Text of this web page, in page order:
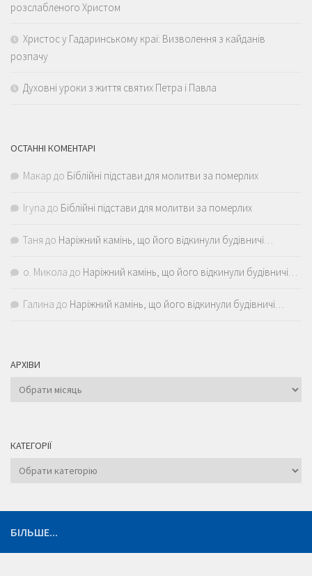
розслабленого Христом
Христос у Гадаринському краї: Визволення з кайданів
розпачу
Духовні уроки з життя святих Петра і Павла
ОСТАННІ КОМЕНТАРІ
Макар до Біблійні підстави для молитви за померлих
Iryna до Біблійні підстави для молитви за померлих
Таня до Наріжний камінь, що його відкинули будівничі…
о. Микола до Наріжний камінь, що його відкинули будівничі…
Галина до Наріжний камінь, що його відкинули будівничі…
АРХІВИ
Архіви
КАТЕГОРІЇ
Категорії
БІЛЬШЕ...